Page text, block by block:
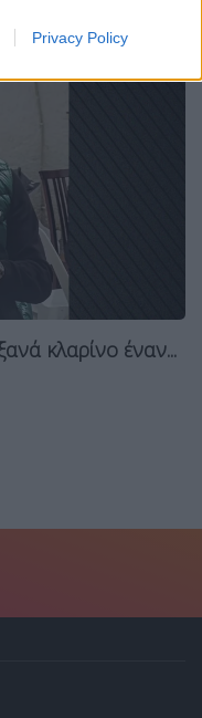
Privacy Policy
κλαρίνο έναν...